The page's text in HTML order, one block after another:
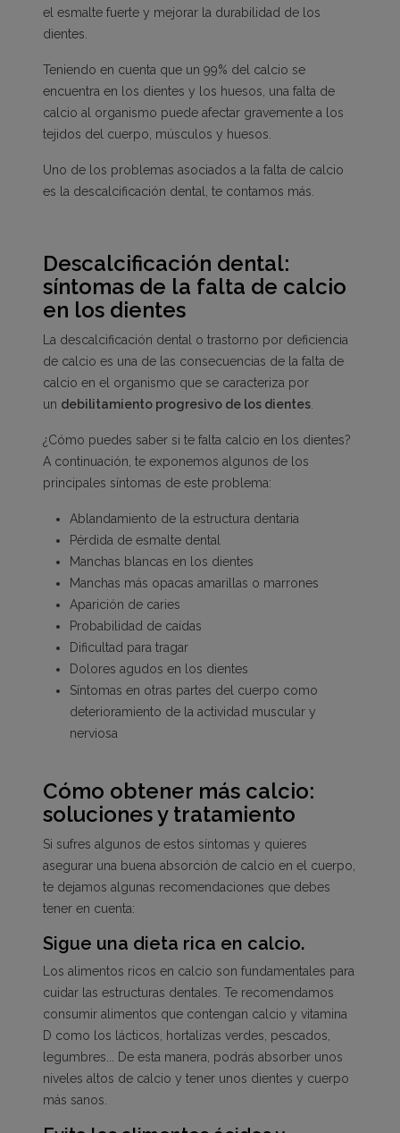
el esmalte fuerte y mejorar la durabilidad de los
dientes.
Teniendo en cuenta que un 99% del calcio se
encuentra en los dientes y los huesos, una falta de
calcio al organismo puede afectar gravemente a los
tejidos del cuerpo, músculos y huesos.
Uno de los problemas asociados a la falta de calcio
es la descalcificación dental, te contamos más.
Descalcificación dental:
síntomas de la falta de calcio
en los dientes
La descalcificación dental o trastorno por deficiencia
de calcio es una de las consecuencias de la falta de
calcio en el organismo que se caracteriza por
un debilitamiento progresivo de los dientes
¿Cómo puedes saber si te falta calcio en los dientes?
A continuación, te exponemos algunos de los
principales síntomas de este problema:
Ablandamiento de la estructura dentaria
Pérdida de esmalte dental
Manchas blancas en los dientes
Manchas más opacas amarillas o marrones
Aparición de caries
Probabilidad de caídas
Dificultad para tragar
Dolores agudos en los dientes
Síntomas en otras partes del cuerpo como
deterioramiento de la actividad muscular y
nerviosa
Cómo obtener más calcio:
soluciones y tratamiento
Si sufres algunos de estos síntomas y quieres
asegurar una buena absorción de calcio en el cuerpo,
te dejamos algunas recomendaciones que debes
tener en cuenta:
Sigue una dieta rica en calcio.
Los alimentos ricos en calcio son fundamentales para
cuidar las estructuras dentales. Te recomendamos
consumir alimentos que contengan calcio y vitamina
D como los lácticos, hortalizas verdes, pescados,
legumbres... De esta manera, podrás absorber unos
niveles altos de calcio y tener unos dientes y cuerpo
más sanos.